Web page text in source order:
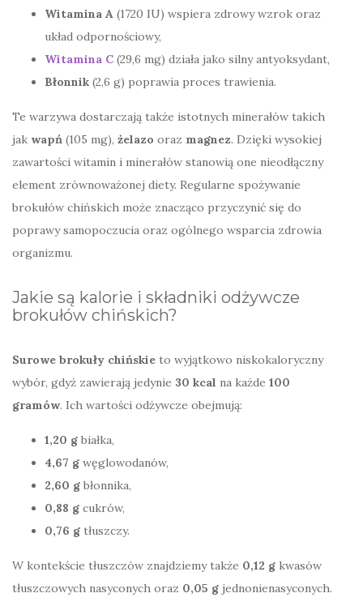
Witamina A (1720 IU) wspiera zdrowy wzrok oraz
układ odpornościowy,
Witamina C (29,6 mg) działa jako silny antyoksydant,
Błonnik (2,6 g) poprawia proces trawienia.
Te warzywa dostarczają także istotnych minerałów takich
jak wapń (105 mg), żelazo oraz magnez. Dzięki wysokiej
zawartości witamin i minerałów stanowią one nieodłączny
element zrównoważonej diety. Regularne spożywanie
brokułów chińskich może znacząco przyczynić się do
poprawy samopoczucia oraz ogólnego wsparcia zdrowia
organizmu.
Jakie są kalorie i składniki odżywcze
brokułów chińskich?
Surowe brokuły chińskie to wyjątkowo niskokaloryczny
wybór, gdyż zawierają jedynie 30 kcal na każde 100
gramów. Ich wartości odżywcze obejmują:
1,20 g białka,
4,67 g węglowodanów,
2,60 g błonnika,
0,88 g cukrów,
0,76 g tłuszczy.
W kontekście tłuszczów znajdziemy także 0,12 g kwasów
tłuszczowych nasyconych oraz 0,05 g jednonienasyconych.